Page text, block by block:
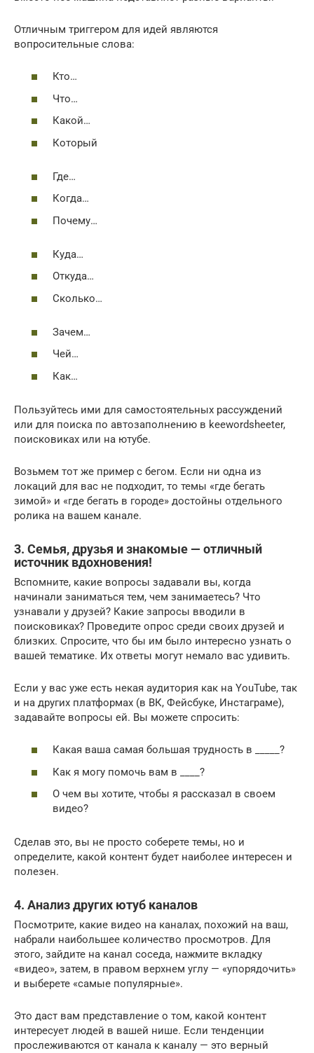
Отличным триггером для идей являются
вопросительные слова:
Кто…
Что…
Какой…
Который
Где…
Когда…
Почему…
Куда…
Откуда…
Сколько…
Зачем…
Чей…
Как…
Пользуйтесь ими для самостоятельных рассуждений
или для поиска по автозаполнению в keewordsheeter,
поисковиках или на ютубе.
Возьмем тот же пример с бегом. Если ни одна из
локаций для вас не подходит, то темы «где бегать
зимой» и «где бегать в городе» достойны отдельного
ролика на вашем канале.
3. Семья, друзья и знакомые — отличный
источник вдохновения!
Вспомните, какие вопросы задавали вы, когда
начинали заниматься тем, чем занимаетесь? Что
узнавали у друзей? Какие запросы вводили в
поисковиках? Проведите опрос среди своих друзей и
близких. Спросите, что бы им было интересно узнать о
вашей тематике. Их ответы могут немало вас удивить.
Если у вас уже есть некая аудитория как на YouTube, так
и на других платформах (в ВК, Фейсбуке, Инстаграме),
задавайте вопросы ей. Вы можете спросить:
Какая ваша самая большая трудность в _____?
Как я могу помочь вам в ____?
О чем вы хотите, чтобы я рассказал в своем
видео?
Сделав это, вы не просто соберете темы, но и
определите, какой контент будет наиболее интересен и
полезен.
4. Анализ других ютуб каналов
Посмотрите, какие видео на каналах, похожий на ваш,
набрали наибольшее количество просмотров. Для
этого, зайдите на канал соседа, нажмите вкладку
«видео», затем, в правом верхнем углу — «упорядочить»
и выберете «самые популярные».
Это даст вам представление о том, какой контент
интересует людей в вашей нише. Если тенденции
прослеживаются от канала к каналу — это верный